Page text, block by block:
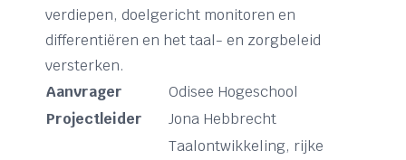
verdiepen, doelgericht monitoren en
differentiëren en het taal- en zorgbeleid
versterken.
Aanvrager
Odisee Hogeschool
Projectleider
Jona Hebbrecht
Taalontwikkeling, rijke